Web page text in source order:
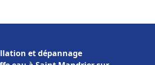
et dépannage